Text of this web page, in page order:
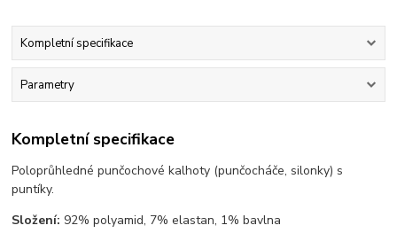
Kompletní specifikace
Parametry
Kompletní specifikace
Poloprůhledné punčochové kalhoty (punčocháče, silonky) s
puntíky.
Složení: 92% polyamid, 7% elastan, 1% bavlna